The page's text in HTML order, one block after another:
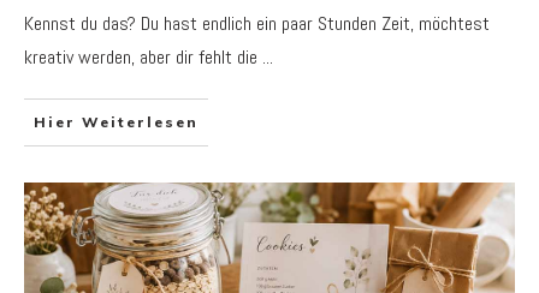
Kennst du das? Du hast endlich ein paar Stunden Zeit, möchtest
kreativ werden, aber dir fehlt die ...
Hier Weiterlesen